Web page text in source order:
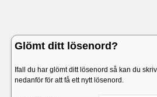
Glömt ditt lösenord?
Ifall du har glömt ditt lösenord så kan du
nedanför för att få ett nytt lösenord.